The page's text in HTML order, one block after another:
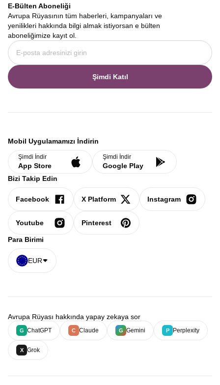
E-Bülten Aboneliği
Avrupa Rüyasının tüm haberleri, kampanyaları ve
yenilikleri hakkında bilgi almak istiyorsan e bülten
aboneliğimize kayıt ol.
Şimdi Katıl
Mobil Uygulamamızı İndirin
Şimdi İndir
App Store
Şimdi İndir
Google Play
Bizi Takip Edin
Facebook X Platform Instagram
Youtube Pinterest
Para Birimi
EUR
Avrupa Rüyası hakkında yapay zekaya sor
G ChatGPT C Claude G Gemini P Perplexity
X Grok